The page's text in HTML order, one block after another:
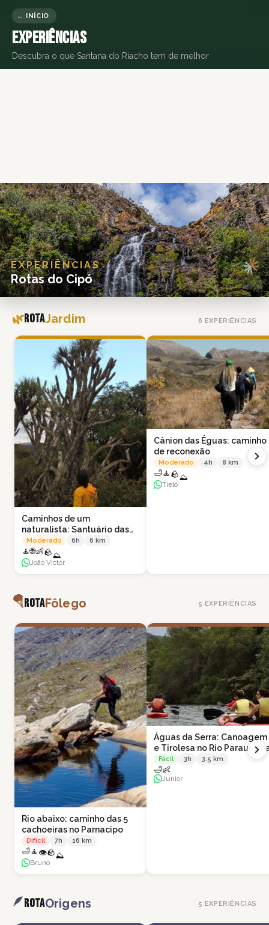
← INÍCIO
Experiências
Descubra o que Santana do Riacho tem de melhor
EXPERIÊNCIAS
Rotas do Cipó
🌿RotaJardim 6 EXPERIÊNCIAS
Caminhos de um
naturalista: Santuário das
Vellozias
Moderado 6 h 6 km
🧘🌐👶🪨⛰
João Victor
Cânion das Éguas: caminho
de reconexão
Moderado 4h 8 km
🛁🧘🪨⛰
Tielo
🪂RotaFôlego 5 EXPERIÊNCIAS
Rio abaixo: caminho das 5
cachoeiras no Parnacipo
Difícil 7h 16 km
🛁🧘👁🪨⛰
Bruno
Águas da Serra: Canoagem
e Tirolesa no Rio
Fácil 3 h 3.5 km
🛁👶
Junior
🪶RotaOrigens 5 EXPERIÊNCIAS